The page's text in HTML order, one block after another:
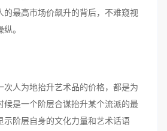
的最高市场价飙升的背后，不难窥视
。
人为地抬升艺术品的价格，都是为
候是一个阶层合谋抬升某个流派的最
示阶层自身的文化力量和艺术话语